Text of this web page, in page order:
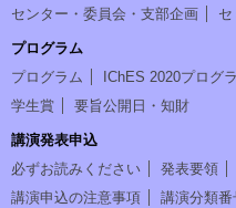
センター・委員会・支部企画
プログラム
プログラム
IChES 2020プログ
学生賞
要旨公開日・知財
講演発表申込
必ずお読みください
発表要領
講演申込の注意事項
講演分類番